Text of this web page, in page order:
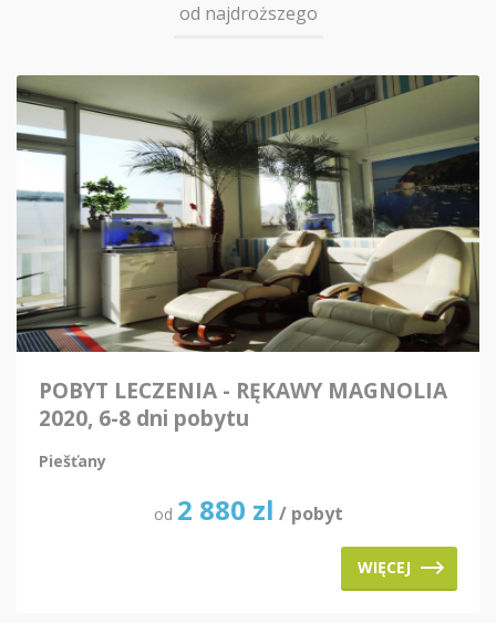
od najdroższego
POBYT LECZENIA - RĘKAWY MAGNOLIA
2020, 6-8 dni pobytu
Piešťany
od 2 880 zl / pobyt
WIĘCEJ